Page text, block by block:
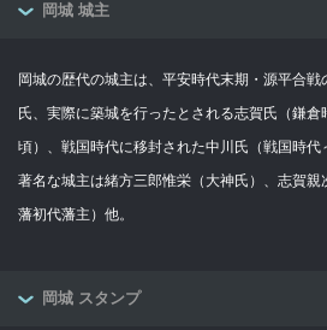
岡城 城主
岡城の歴代の城主は、平安時代末期・源平合
氏、実際に築城を行ったとされる志賀氏（鎌
頃）、戦国時代に移封された中川氏（戦国時代
著名な城主は緒方三郎惟栄（大神氏）、志賀親
藩初代藩主）他。
岡城 スタンプ